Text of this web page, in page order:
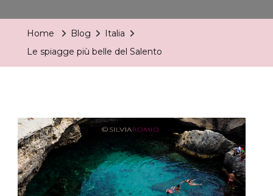
Home Blog
Italia
Le spiagge più belle del Salento